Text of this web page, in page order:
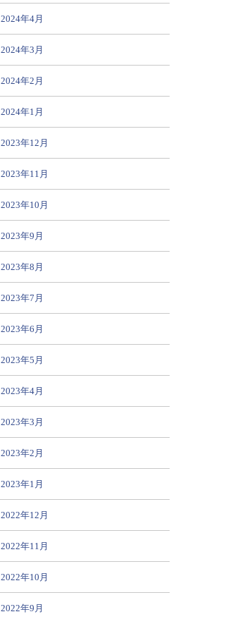
2024年4月
2024年3月
2024年2月
2024年1月
2023年12月
2023年11月
2023年10月
2023年9月
2023年8月
2023年7月
2023年6月
2023年5月
2023年4月
2023年3月
2023年2月
2023年1月
2022年12月
2022年11月
2022年10月
2022年9月